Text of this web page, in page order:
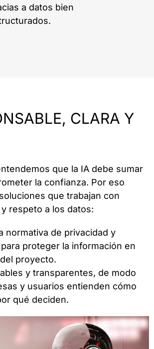
a datos bien
CLARA Y
que la IA debe sumar
la confianza. Por eso
que trabajan con
respeto a los datos:
normativa de privacidad y
proteger la información en
proyecto.
y transparentes, de modo
y usuarios entienden cómo
qué deciden.